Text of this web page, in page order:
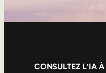
CONSULTEZ L’IA